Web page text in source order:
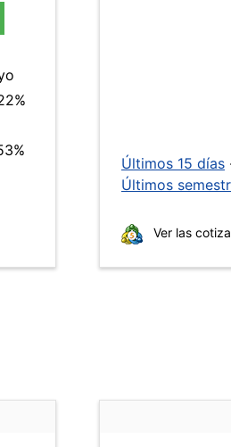
Últimos 15 días
Últimos
Ver las